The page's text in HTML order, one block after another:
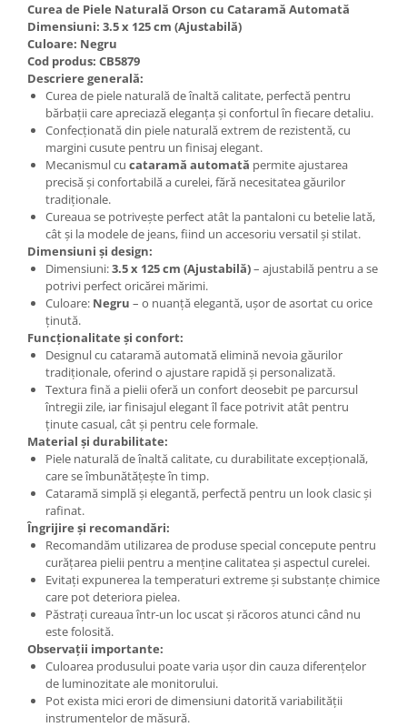
Curea de Piele Naturală Orson cu Cataramă Automată
Dimensiuni: 3.5 x 125 cm (Ajustabilă)
Culoare: Negru
Cod produs: CB5879
Descriere generală:
Curea de piele naturală de înaltă calitate, perfectă pentru
bărbații care apreciază eleganța și confortul în fiecare detaliu.
Confecționată din piele naturală extrem de rezistentă, cu
margini cusute pentru un finisaj elegant.
Mecanismul cu cataramă automată permite ajustarea
precisă și confortabilă a curelei, fără necesitatea găurilor
tradiționale.
Cureaua se potrivește perfect atât la pantaloni cu betelie lată,
cât și la modele de jeans, fiind un accesoriu versatil și stilat.
Dimensiuni și design:
Dimensiuni:3.5 x 125 cm (Ajustabilă)– ajustabilă pentru a se
potrivi perfect oricărei mărimi.
Culoare: Negru – o nuanță elegantă, ușor de asortat cu orice
ținută.
Funcționalitate și confort:
Designul cu cataramă automată elimină nevoia găurilor
tradiționale, oferind o ajustare rapidă și personalizată.
Textura fină a pielii oferă un confort deosebit pe parcursul
întregii zile, iar finisajul elegant îl face potrivit atât pentru
ținute casual, cât și pentru cele formale.
Material și durabilitate:
Piele naturală de înaltă calitate, cu durabilitate excepțională,
care se îmbunătățește în timp.
Cataramă simplă și elegantă, perfectă pentru un look clasic și
rafinat.
Îngrijire și recomandări:
Recomandăm utilizarea de produse special concepute pentru
curățarea pielii pentru a menține calitatea și aspectul curelei.
Evitați expunerea la temperaturi extreme și substanțe chimice
care pot deteriora pielea.
Păstrați cureaua într-un loc uscat și răcoros atunci când nu
este folosită.
Observații importante:
Culoarea produsului poate varia ușor din cauza diferențelor
de luminozitate ale monitorului.
Pot exista mici erori de dimensiuni datorită variabilității
instrumentelor de măsură.